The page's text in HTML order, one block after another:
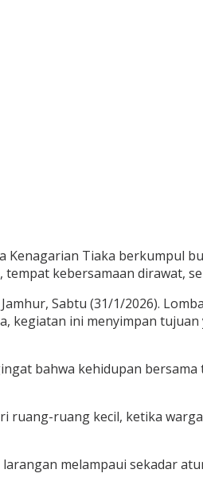
Tiaka berkumpul
kebersamaan dirawat,
Sabtu (31/1/2026).
kegiatan ini menyimpan
bahwa kehidupan
ruang kecil, ketika
melampaui sekadar